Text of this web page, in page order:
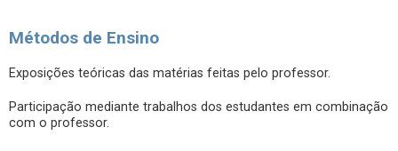
Métodos de Ensino
Exposições teóricas das matérias feitas pelo professor.
Participação mediante trabalhos dos estudantes em combinação
com o professor.